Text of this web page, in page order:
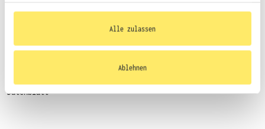
bereitgestellt haben oder die sie im Rahmen
Ihrer Nutzung der Dienste gesammelt haben.
Alle zulassen
Ablehnen
Größentabelle
Datenblatt